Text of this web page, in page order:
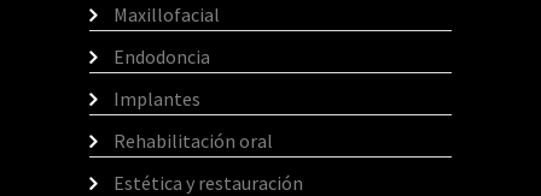
Maxillofacial
Endodoncia
Implantes
Rehabilitación oral
Estética y restauración